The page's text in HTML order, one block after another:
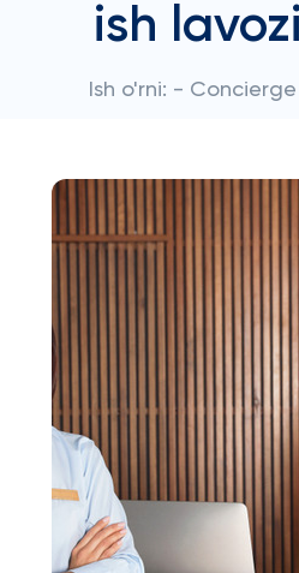
ish
Ish o'rni: -